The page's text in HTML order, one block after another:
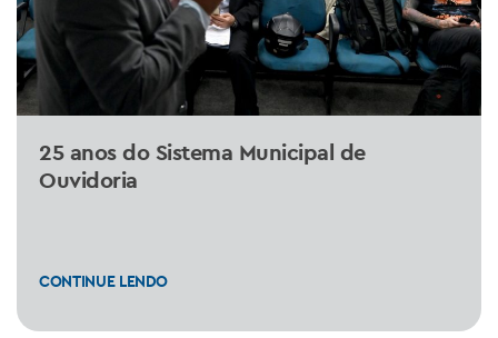
25 anos do Sistema Municipal de
Ouvidoria
CONTINUE LENDO